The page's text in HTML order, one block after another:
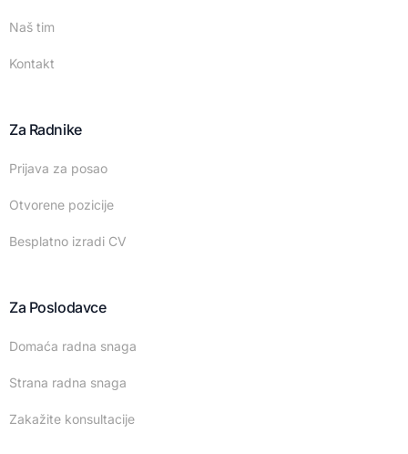
Naš tim
Kontakt
Za Radnike
Prijava za posao
Otvorene pozicije
Besplatno izradi CV
Za Poslodavce
Domaća radna snaga
Strana radna snaga
Zakažite konsultacije